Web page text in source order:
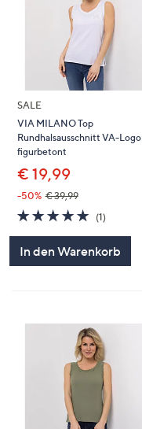
SALE
VIA MILANO Top
Rundhalsausschnitt VA-Logo
figurbetont
€ 19,99
-50% € 39,99
5.0
von
(1)
In den Warenkorb